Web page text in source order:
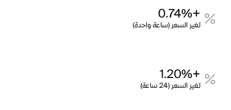
+0.74%
تغير السعر (ساعة واحدة)
+1.20%
تغير السعر (24 ساعة)